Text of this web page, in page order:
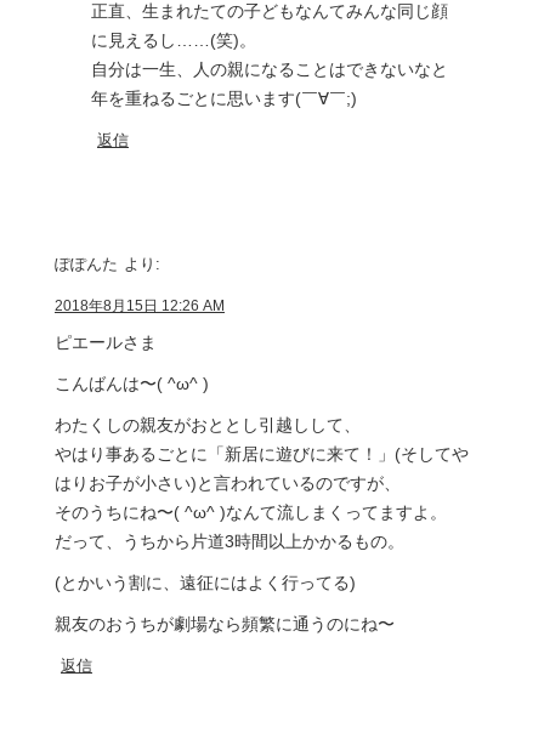
正直、生まれたての子どもなんてみんな同じ顔
に見えるし……(笑)。
自分は一生、人の親になることはできないなと
年を重ねるごとに思います(￣∀￣;)
返信
ぽぽんた より:
2018年8月15日 12:26 AM
ピエールさま
こんばんは〜( ^ω^ )
わたくしの親友がおととし引越しして、
やはり事あるごとに「新居に遊びに来て！」(そしてや
はりお子が小さい)と言われているのですが、
そのうちにね〜( ^ω^ )なんて流しまくってますよ。
だって、うちから片道3時間以上かかるもの。
(とかいう割に、遠征にはよく行ってる)
親友のおうちが劇場なら頻繁に通うのにね〜
返信